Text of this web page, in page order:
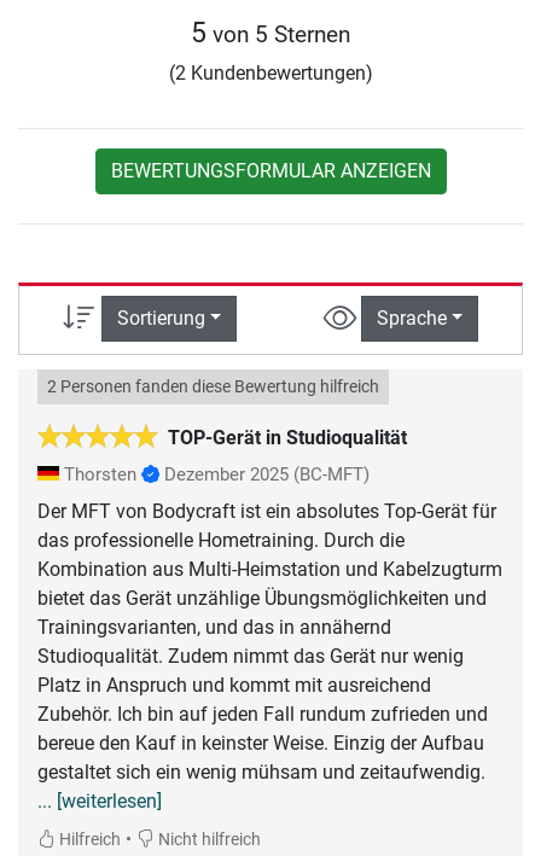
5 von 5 Sternen
(2 Kundenbewertungen)
BEWERTUNGSFORMULAR ANZEIGEN
Sortierung Sprache
TOP-Gerät in Studioqualität
2 Personen fanden diese Bewertung hilfreich
Thorsten Dezember 2025 (BC-MFT)
Der MFT von Bodycraft ist ein absolutes Top-Gerät für
das professionelle Hometraining. Durch die
Kombination aus Multi-Heimstation und Kabelzugturm
bietet das Gerät unzählige Übungsmöglichkeiten und
Trainingsvarianten, und das in annähernd
Studioqualität. Zudem nimmt das Gerät nur wenig
Platz in Anspruch und kommt mit ausreichend
Zubehör. Ich bin auf jeden Fall rundum zufrieden und
bereue den Kauf in keinster Weise. Einzig der Aufbau
gestaltet sich ein wenig mühsam und zeitaufwendig.
... [weiterlesen]
Hilfreich • Nicht hilfreich